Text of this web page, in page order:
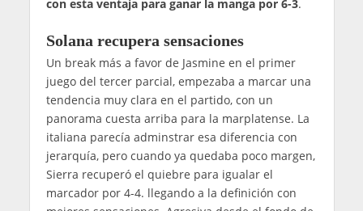
con esta ventaja para ganar la manga por 6-3.
Solana recupera sensaciones
Un break más a favor de Jasmine en el primer
juego del tercer parcial, empezaba a marcar una
tendencia muy clara en el partido, con un
panorama cuesta arriba para la marplatense. La
italiana parecía adminstrar esa diferencia con
jerarquía, pero cuando ya quedaba poco margen,
Sierra recuperó el quiebre para igualar el
marcador por 4-4. llegando a la definición con